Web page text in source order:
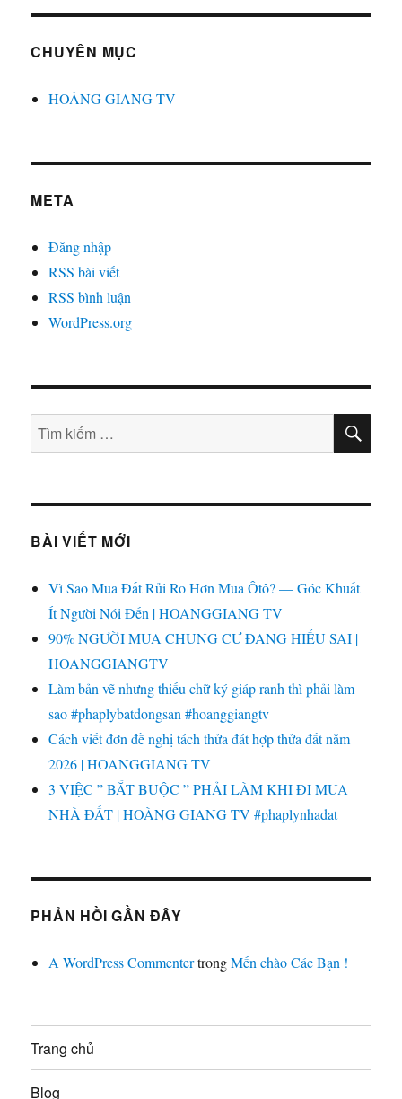
CHUYÊN MỤC
HOÀNG GIANG TV
META
Đăng nhập
RSS bài viết
RSS bình luận
WordPress.org
Tìm
kiếm:
TÌM
BÀI VIẾT MỚI
Vì Sao Mua Đất Rủi Ro Hơn Mua Ôtô? — Góc Khuất
Ít Người Nói Đến | HOANGGIANG TV
90% NGƯỜI MUA CHUNG CƯ ĐANG HIỂU SAI |
HOANGGIANGTV
Làm bản vẽ nhưng thiếu chữ ký giáp ranh thì phải làm
sao #phaplybatdongsan #hoanggiangtv
Cách viết đơn đề nghị tách thửa đát hợp thửa đất năm
2026 | HOANGGIANG TV
3 VIỆC ” BẮT BUỘC ” PHẢI LÀM KHI ĐI MUA
NHÀ ĐẤT | HOÀNG GIANG TV #phaplynhadat
PHẢN HỒI GẦN ĐÂY
A WordPress CommentertrongMến chào Các Bạn !
Trang chủ
Blog